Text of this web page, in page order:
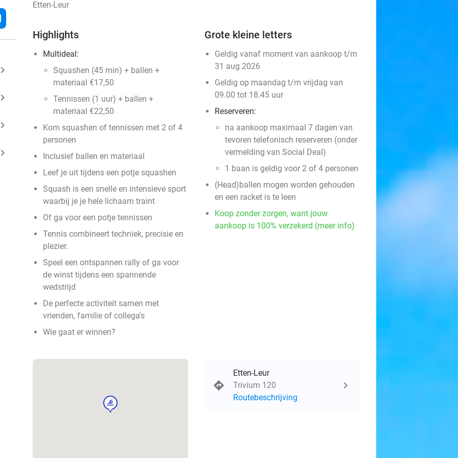
keyboard_arrow_right
keyboard_arrow_right
keyboard_arrow_right
keyboard_arrow_right
Etten-Leur
Highlights
Multideal:
Squashen (45 min) + ballen +
materiaal €17,50
Tennissen (1 uur) + ballen +
materiaal €22,50
Kom squashen of tennissen met 2 of 4
personen
Inclusief ballen en materiaal
Leef je uit tijdens een potje squashen
Squash is een snelle en intensieve sport
waarbij je je hele lichaam traint
Of ga voor een potje tennissen
Tennis combineert techniek, precisie en
plezier.
Speel een ontspannen rally of ga voor
de winst tijdens een spannende
wedstrijd
De perfecte activiteit samen met
vrienden, familie of collega's
Wie gaat er winnen?
Grote kleine letters
Geldig vanaf moment van aankoop t/m
31 aug 2026
Geldig op maandag t/m vrijdag van
09.00 tot 18.45 uur
Reserveren:
na aankoop maximaal 7 dagen van
tevoren telefonisch reserveren (onder
vermelding van Social Deal)
1 baan is geldig voor 2 of 4 personen
(Head)ballen mogen worden gehouden
en een racket is te leen
Koop zonder zorgen, want jouw
aankoop is 100% verzekerd (meer info)
sport
Etten-Leur
Trivium 120
Routebeschrijving